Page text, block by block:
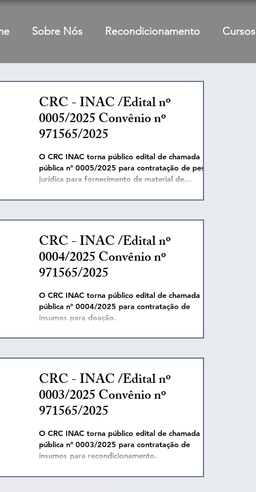
Sobre Nós Recondicionamento Cursos
CRC - INAC /Edital nº
0005/2025 Convênio nº
971565/2025
O CRC INAC torna público edital de chamada
pública nº 0005/2025 para contratação de pessoa
jurídica para fornecimento de material de...
CRC - INAC /Edital nº
0004/2025 Convênio nº
971565/2025
O CRC INAC torna público edital de chamada
pública nº 0004/2025 para contratação de
insumos para doação.
CRC - INAC /Edital nº
0003/2025 Convênio nº
971565/2025
O CRC INAC torna público edital de chamada
pública nº 0003/2025 para contratação de
insumos para recondicionamento.